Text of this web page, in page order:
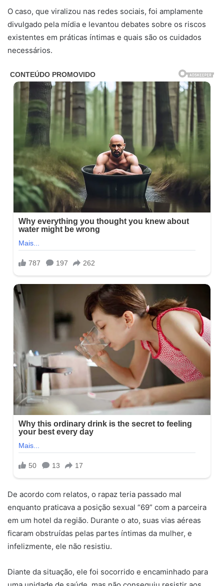
O caso, que viralizou nas redes sociais, foi amplamente
divulgado pela mídia e levantou debates sobre os riscos
existentes em práticas íntimas e quais são os cuidados
necessários.
De acordo com relatos, o rapaz teria passado mal
enquanto praticava a posição sexual “69” com a parceira
em um hotel da região. Durante o ato, suas vias aéreas
ficaram obstruídas pelas partes íntimas da mulher, e
infelizmente, ele não resistiu.
Diante da situação, ele foi socorrido e encaminhado para